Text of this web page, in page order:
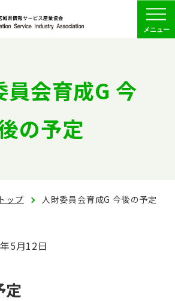
Menu
員会育成G 今
の予定
ップ 人財委員会育成G 今後の予定
5月12日
定